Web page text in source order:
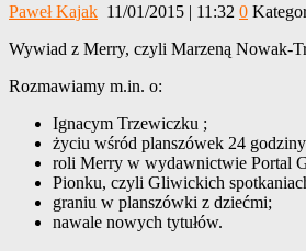
Paweł Kajak 11/01/2015 | 11:32 0
Wywiad z Merry, czyli Marzeną Nowak-
Rozmawiamy m.in. o:
Ignacym Trzewiczku ;
życiu wśród planszówek 24
roli Merry w wydawnictwie Portal
Pionku, czyli Gliwickich
graniu w planszówki z dziećmi;
nawale nowych tytułów.